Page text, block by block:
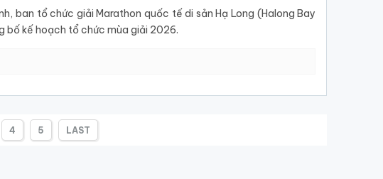
ban tổ chức giải Marathon quốc tế di sản Hạ Long (Halong Bay
bố kế hoạch tổ chức mùa giải 2026.
4 5 LAST